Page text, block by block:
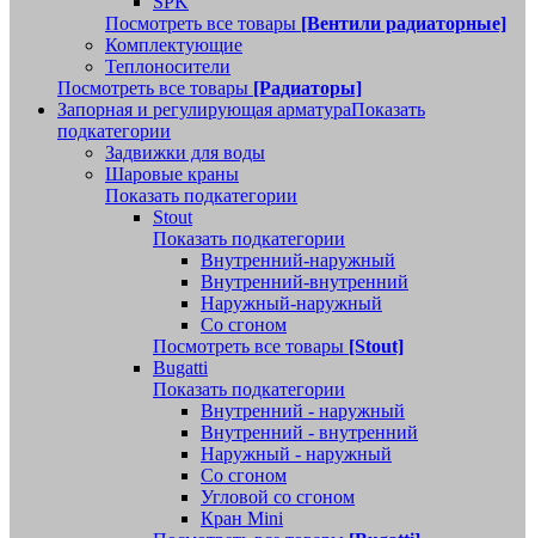
Посмотреть все товары [Вентили радиаторные]
Комплектующие
Теплоносители
Посмотреть все товары [Радиаторы]
Запорная и регулирующая арматураПоказать
подкатегории
Задвижки для воды
Шаровые краны
Показать подкатегории
Stout
Показать подкатегории
Внутренний-наружный
Внутренний-внутренний
Наружный-наружный
Со сгоном
Посмотреть все товары [Stout]
Bugatti
Показать подкатегории
Внутренний - наружный
Внутренний - внутренний
Наружный - наружный
Со сгоном
Угловой со сгоном
Кран Mini